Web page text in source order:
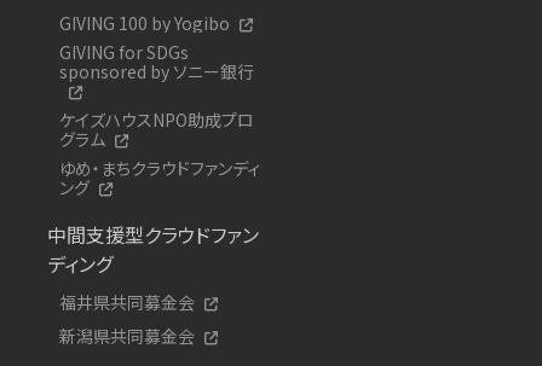
GIVING 100 by Yogibo
GIVING for SDGs
sponsored by ソニー銀行
ケイズハウスNPO助成プロ
グラム
ゆめ・まちクラウドファンディ
ング
中間支援型クラウドファン
ディング
福井県共同募金会
新潟県共同募金会